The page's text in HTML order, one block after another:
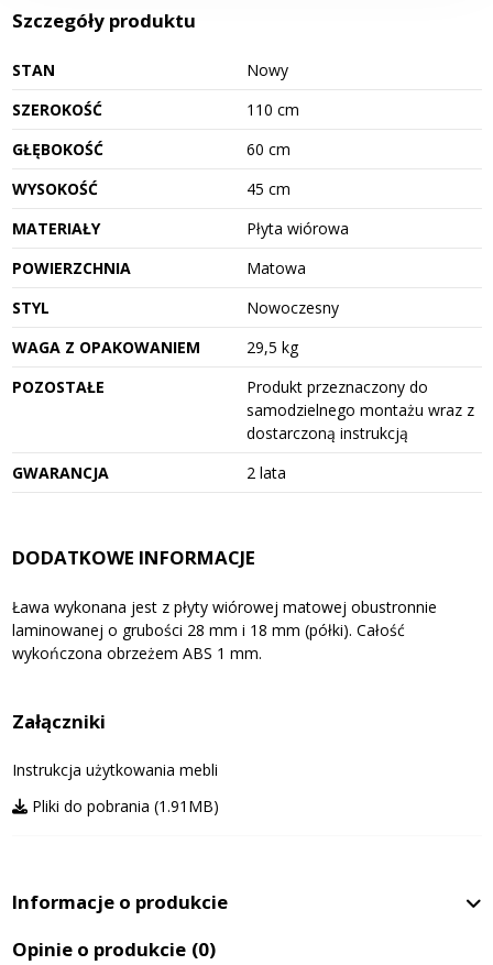
Szczegóły produktu
STAN
Nowy
SZEROKOŚĆ
110 cm
GŁĘBOKOŚĆ
60 cm
WYSOKOŚĆ
45 cm
MATERIAŁY
Płyta wiórowa
POWIERZCHNIA
Matowa
STYL
Nowoczesny
WAGA Z OPAKOWANIEM
29,5 kg
POZOSTAŁE
Produkt przeznaczony do
samodzielnego montażu wraz z
dostarczoną instrukcją
GWARANCJA
2 lata
DODATKOWE INFORMACJE
Ława wykonana jest z płyty wiórowej matowej obustronnie
laminowanej o grubości 28 mm i 18 mm (półki). Całość
wykończona obrzeżem ABS 1 mm.
Załączniki
Instrukcja użytkowania mebli
Pliki do pobrania (1.91MB)
Informacje o produkcie
Opinie o produkcie (0)